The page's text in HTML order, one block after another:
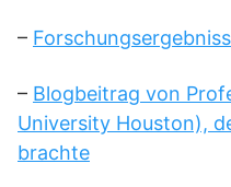
–
– Blogbeitrag von
University Houston),
brachte